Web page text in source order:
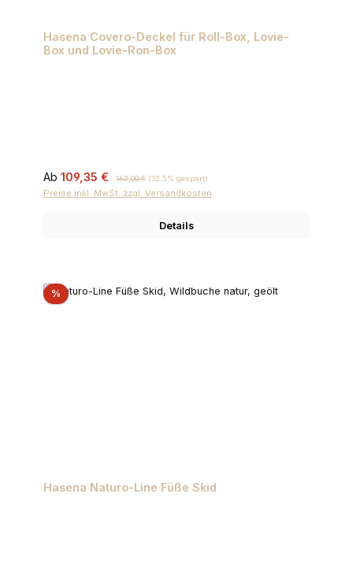
Hasena Covero-Deckel für Roll-Box, Lovie-
Box und Lovie-Ron-Box
Verkaufspreis:
Ab 109,35 € 162,00 € (32.5% gespart)
Preise inkl. MwSt. zzgl. Versandkosten
Details
%Rabatt
Hasena Naturo-Line Füße Skid